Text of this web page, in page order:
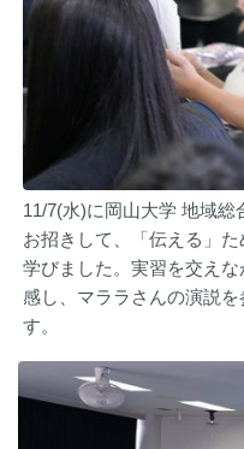
11/7(水)に岡山大学 地域
お招きして、「伝える」
学びました。実習を交え
感し、マララさんの演説
す。